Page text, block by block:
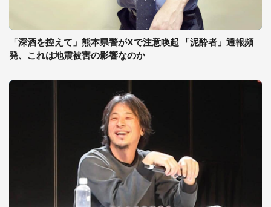
「深酒を控えて」熊本県警がXで注意喚起 「泥酔者」通報頻
発、これは地震被害の影響なのか